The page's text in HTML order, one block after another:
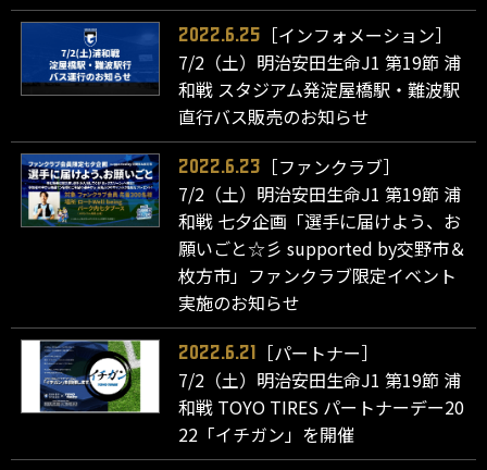
2022.6.25
［インフォメーション］
7/2（土）明治安田生命J1 第19節 浦
和戦 スタジアム発淀屋橋駅・難波駅
直行バス販売のお知らせ
2022.6.23
［ファンクラブ］
7/2（土）明治安田生命J1 第19節 浦
和戦 七夕企画「選手に届けよう、お
願いごと☆彡 supported by交野市＆
枚方市」ファンクラブ限定イベント
実施のお知らせ
2022.6.21
［パートナー］
7/2（土）明治安田生命J1 第19節 浦
和戦 TOYO TIRES パートナーデー20
22「イチガン」を開催